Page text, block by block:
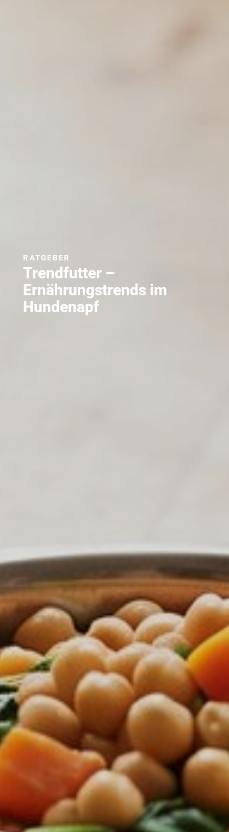
Trendfutter –
Ernährungstrends im
Hundenapf
RATGEBER